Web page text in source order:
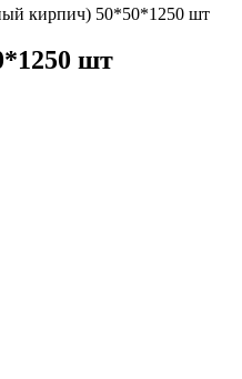
кирпич) 50*50*1250 шт
шт